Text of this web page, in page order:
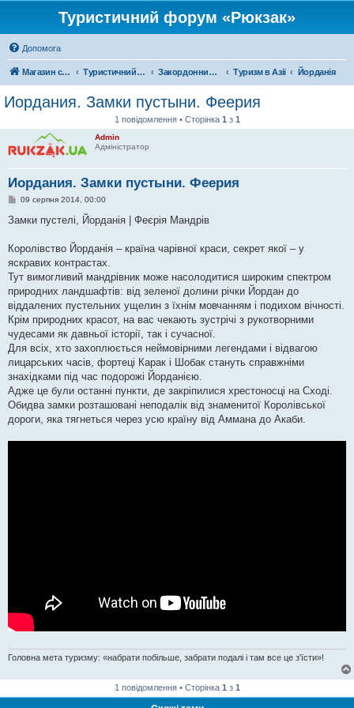
Туристичний форум «Рюкзак»
Допомога
Магазин спорядження Туристичний форум «Рюкзак» Закордонний туризм Туризм в Азії Йорданія
Иордания. Замки пустыни. Феерия
1 повідомлення • Сторінка 1 з 1
Admin
Адміністратор
Иордания. Замки пустыни. Феерия
П
в
о
м
л
е
н
я
09 серпня 2014, 00:00
Замки пустелі, Йорданія | Феєрія Мандрів
Королівство Йорданія – країна чарівної краси, секрет якої – у
яскравих контрастах.
Тут вимогливий мандрівник може насолодитися широким спектром
природних ландшафтів: від зеленої долини річки Йордан до
віддалених пустельних ущелин з їхнім мовчанням і подихом вічності.
Крім природних красот, на вас чекають зустрічі з рукотворними
чудесами як давньої історії, так і сучасної.
Для всіх, хто захоплюється неймовірними легендами і відвагою
лицарських часів, фортеці Карак і Шобак стануть справжніми
знахідками під час подорожі Йорданією.
Адже це були останні пункти, де закріпилися хрестоносці на Сході.
Обидва замки розташовані неподалік від знаменитої Королівської
дороги, яка тягнеться через усю країну від Аммана до Акаби.
Головна мета туризму: «набрати побільше, забрати подалі і там все це з'їсти»!
1 повідомлення • Сторінка 1 з 1